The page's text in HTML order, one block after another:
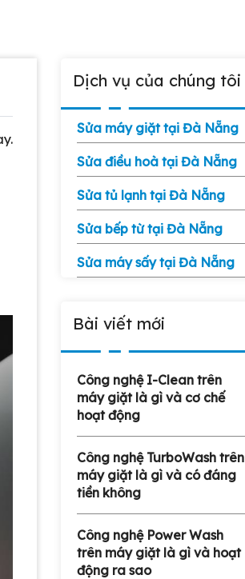
Dịch vụ của chúng tôi
Sửa máy giặt tại Đà Nẵng
Sửa điều hoà tại Đà Nẵng
Sửa tủ lạnh tại Đà Nẵng
Sửa bếp từ tại Đà Nẵng
Sửa máy sấy tại Đà Nẵng
Bài viết mới
Công nghệ I-Clean trên
máy giặt là gì và cơ chế
hoạt động
Công nghệ TurboWash trên
máy giặt là gì và có đáng
tiền không
Công nghệ Power Wash
trên máy giặt là gì và hoạt
động ra sao